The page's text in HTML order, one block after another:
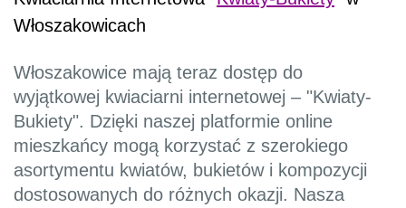
Włoszakowicach
Włoszakowice mają teraz dostęp do
wyjątkowej kwiaciarni internetowej – "Kwiaty-
Bukiety". Dzięki naszej platformie online
mieszkańcy mogą korzystać z szerokiego
asortymentu kwiatów, bukietów i kompozycji
dostosowanych do różnych okazji. Nasza